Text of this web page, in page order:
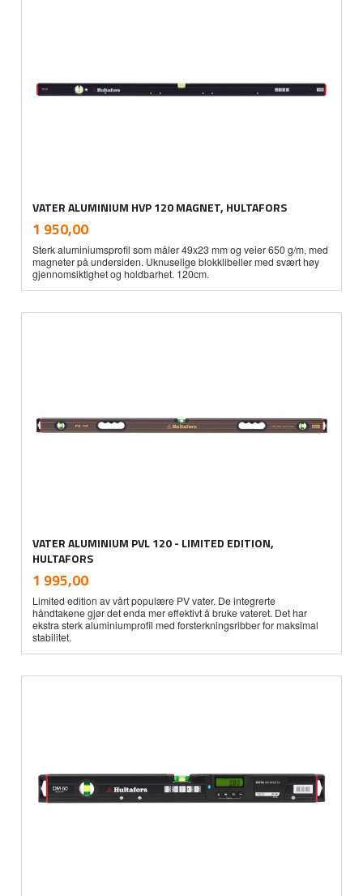
VATER ALUMINIUM HVP 120 MAGNET, HULTAFORS
Pris
1 950,00mva.
Sterk aluminiumsprofil som måler 49x23 mm og veier 650 g/m, med
magneter på undersiden. Uknuselige blokklibeller med svært høy
gjennomsiktighet og holdbarhet. 120cm.
VATER ALUMINIUM PVL 120 - LIMITED EDITION,
HULTAFORS
Pris
1 995,00mva.
Limited edition av vårt populære PV vater. De integrerte
håndtakene gjør det enda mer effektivt å bruke vateret. Det har
ekstra sterk aluminiumprofil med forsterkningsribber for maksimal
stabilitet.